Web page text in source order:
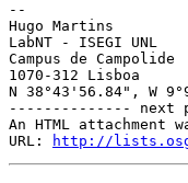
--
Hugo Martins
LabNT - ISEGI UNL
Campus de Campolide
1070-312 Lisboa
N 38°43'56.84", W
-------------- next
An HTML attachment
URL:
http://